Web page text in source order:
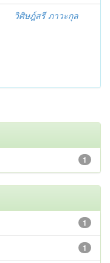
วิศิษฎ์สรี ภาวะกุล
1
1
1